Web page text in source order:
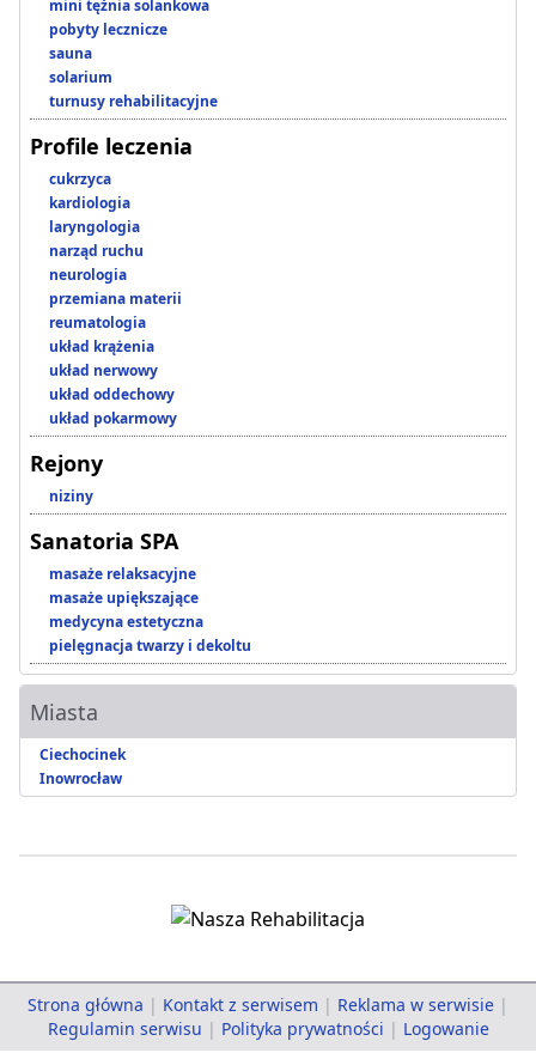
mini tężnia solankowa
pobyty lecznicze
sauna
solarium
turnusy rehabilitacyjne
Profile leczenia
cukrzyca
kardiologia
laryngologia
narząd ruchu
neurologia
przemiana materii
reumatologia
układ krążenia
układ nerwowy
układ oddechowy
układ pokarmowy
Rejony
niziny
Sanatoria SPA
masaże relaksacyjne
masaże upiększające
medycyna estetyczna
pielęgnacja twarzy i dekoltu
Miasta
Ciechocinek
Inowrocław
Strona główna | Kontakt z serwisem | Reklama w serwisie |
Regulamin serwisu | Polityka prywatności | Logowanie